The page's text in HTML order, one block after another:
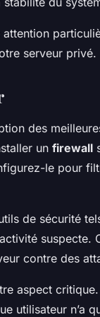
serveur privé.
des
un firewall
le pour
de sécurité
suspecte.
contre des
aspect
utilisateur n’a